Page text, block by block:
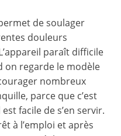
de soulager
douleurs
paraît difficile
on regarde le modèle
nombreux
parce que c’est
facile de s’en servir.
à l’emploi et après